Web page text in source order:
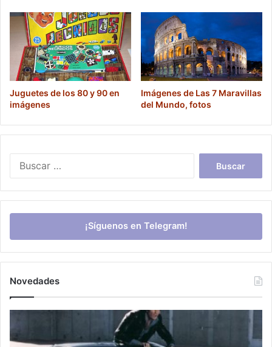
Juguetes de los 80 y 90 en
imágenes
Imágenes de Las 7 Maravillas
del Mundo, fotos
¡Síguenos en Telegram!
Novedades